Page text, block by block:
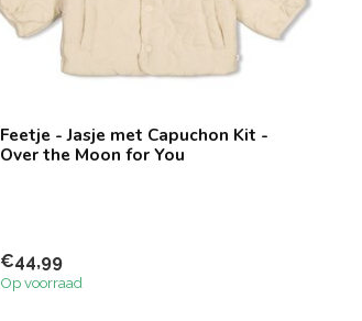
Feetje - Jasje met Capuchon Kit -
Over the Moon for You
€44,99
Op voorraad